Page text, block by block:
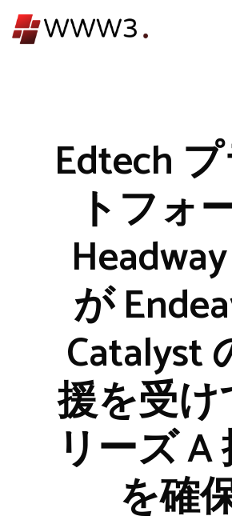
ン
Edtech
トフォ
が
Catalyst
援を受
リーズ A
を確